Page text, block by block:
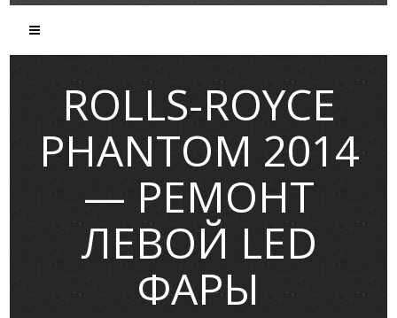
ROLLS-ROYCE
PHANTOM 2014
— РЕМОНТ
ЛЕВОЙ LED
ФАРЫ